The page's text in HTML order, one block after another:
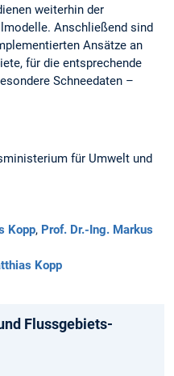
weiterhin der
Anschließend sind
Ansätze an
für die entsprechende
Schneedaten –
für Umwelt und
Kopp, Prof. Dr.-Ing. Markus
Kopp
Flussgebiets­